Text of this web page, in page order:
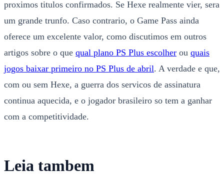
proximos titulos confirmados. Se Hexe realmente vier, sera
um grande trunfo. Caso contrario, o Game Pass ainda
oferece um excelente valor, como discutimos em outros
artigos sobre o que qual plano PS Plus escolher ou quais
jogos baixar primeiro no PS Plus de abril. A verdade e que,
com ou sem Hexe, a guerra dos servicos de assinatura
continua aquecida, e o jogador brasileiro so tem a ganhar
com a competitividade.
Leia tambem